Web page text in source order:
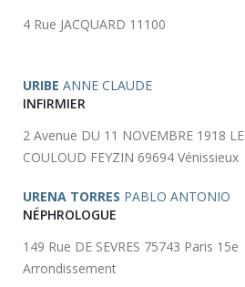
4 Rue JACQUARD 11100
URIBE ANNE CLAUDE
INFIRMIER
2 Avenue DU 11 NOVEMBRE 1918 LE
COULOUD FEYZIN 69694 Vénissieux
URENA TORRES PABLO ANTONIO
NÉPHROLOGUE
149 Rue DE SEVRES 75743 Paris 15e
Arrondissement